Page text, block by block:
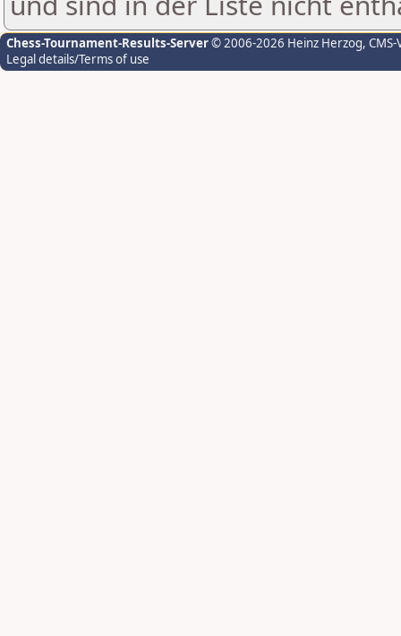
Chess-Tournament-Results-Server© 2006-2026 Heinz Herzog,
Legal details/Terms of use